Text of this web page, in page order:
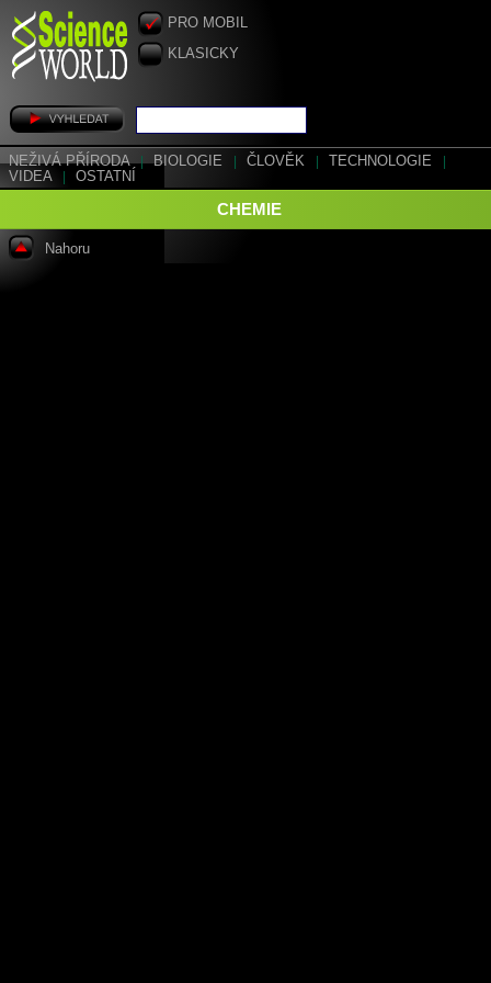
PRO MOBIL
KLASICKY
NEŽIVÁ PŘÍRODA | BIOLOGIE ČLOVĚK TECHNOLOGIE
VIDEA
OSTATNÍ
CHEMIE
Nahoru